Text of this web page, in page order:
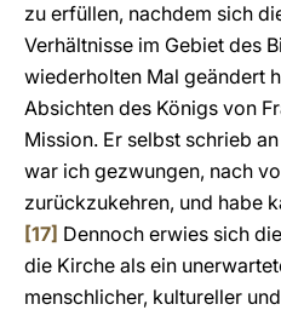
zu erfüllen, nachdem sich
Verhältnisse im Gebiet des
wiederholten Mal geändert
Absichten des Königs von
Mission. Er selbst schrieb
war ich gezwungen, nach
zurückzukehren, und habe
[17] Dennoch erwies sich
die Kirche als ein
menschlicher, kultureller